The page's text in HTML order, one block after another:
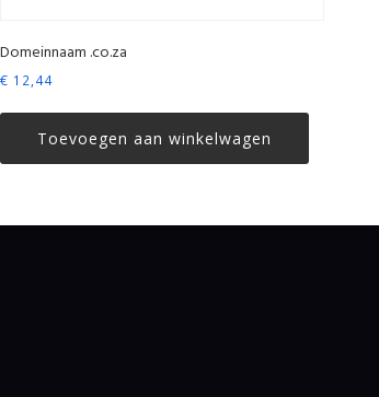
Domeinnaam .co.za
€ 12,44
Toevoegen aan winkelwagen